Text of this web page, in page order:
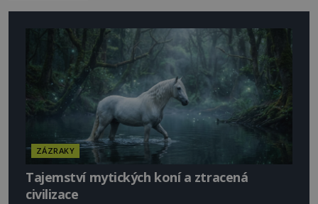
ZÁZRAKY
Tajemství mytických koní a ztracená
civilizace